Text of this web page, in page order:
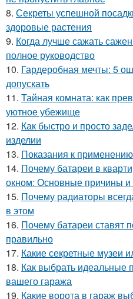
8. Секреты успешной
здоровые растения
9. Когда лучше сажать
полное руководство
10. Гардеробная мечты: 5
допускать
11. Тайная комната: как
уютное убежище
12. Как быстро и просто
изделии
13. Показания к
14. Почему батареи в
окном: Основные причины
15. Почему радиаторы
в этом
16. Почему батареи ставят
правильно
17. Какие секретные музеи
18. Как выбрать идеальные
вашего гаража
19. Какие ворота в гараж